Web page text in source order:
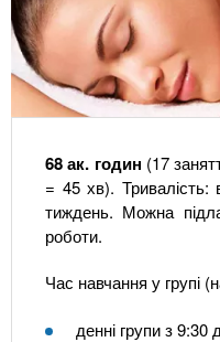
68 ак. годин (17
= 45 хв). Тривалість:
тиждень. Можна
роботи.
Час навчання у групі
денні групи з